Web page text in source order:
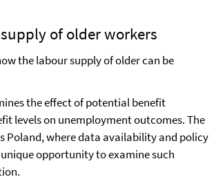
of older workers
the labour supply of older can be
the effect of potential benefit
levels on unemployment outcomes. The
Poland, where data availability and policy
opportunity to examine such